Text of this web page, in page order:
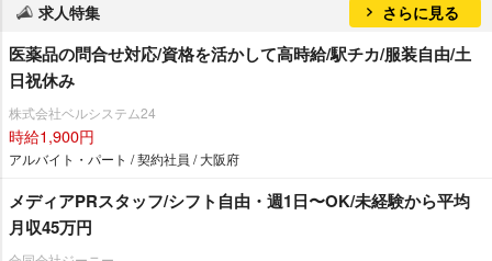
求人特集 さらに見る
医薬品の問合せ対応/資格を活かして高時給/駅チカ/服装自由/土
日祝休み
株式会社ベルシステム24
時給1,900円
アルバイト・パート / 契約社員 / 大阪府
メディアPRスタッフ/シフト自由・週1日〜OK/未経験から平均
月収45万円